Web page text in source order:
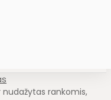
rankomis,